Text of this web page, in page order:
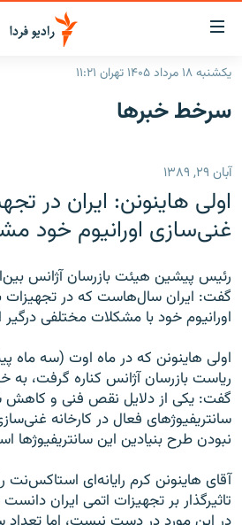
لینک‌های
قابلیت
دسترسی
بازگشت
اصلی
رفتن
صفحه
ایران
رادیو
انتخاب کنید و بشنوید
فرکانس‌ها
پادکست
گزارش‌های تصویری
گزارش‌های ویدئویی
زنان فردا
English
به ما بپیوندید
زبان‌های دیگر
یکشنبه ۱۸ مرداد ۱۴۰۵ تهران ۱۱:۲۱
سرخط‌ خبرها
آبان ۲۹, ۱۳۸۹
اولی هاينونن: ايران در
غنی‌سازی اورانيوم خود
رئيس پيشين هيئت بازرسان آژانس
گفت: ايران سال‌هاست که در تجهيزات
اورانيوم خود با مشکلات مختلفی
اولی هاينونن که در ماه اوت (سه
رياست بازرسان آژانس کناره گرفت، به
گفت: يکی از دلايل نقص‌ فنی و کاهش
سانتريفيوژهای فعال در کارخانه
نبودن طرح بنيادين اين سانتريفيوژها
آقای هاينونن کرم رايانه‌ای استاکس‌نت
تاثيرگذار بر تجهيزات اتمی ايران